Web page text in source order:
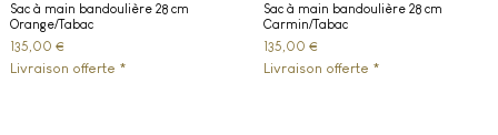
Sac à main bandoulière 28 cm
Orange/Tabac
135,00 €
Livraison offerte *
Sac à main bandoulière 28 cm
Carmin/Tabac
135,00 €
Livraison offerte *